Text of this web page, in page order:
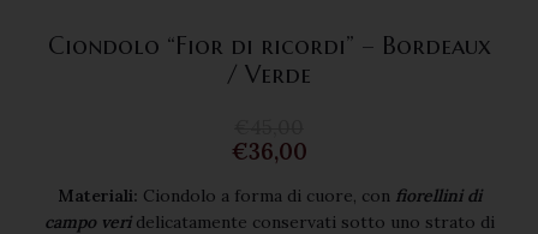
Ciondolo “Fior di ricordi” – Bordeaux
/ Verde
€36,00
Materiali: Ciondolo a forma di cuore, con fiorellini di
campo veri delicatamente conservati sotto uno strato di